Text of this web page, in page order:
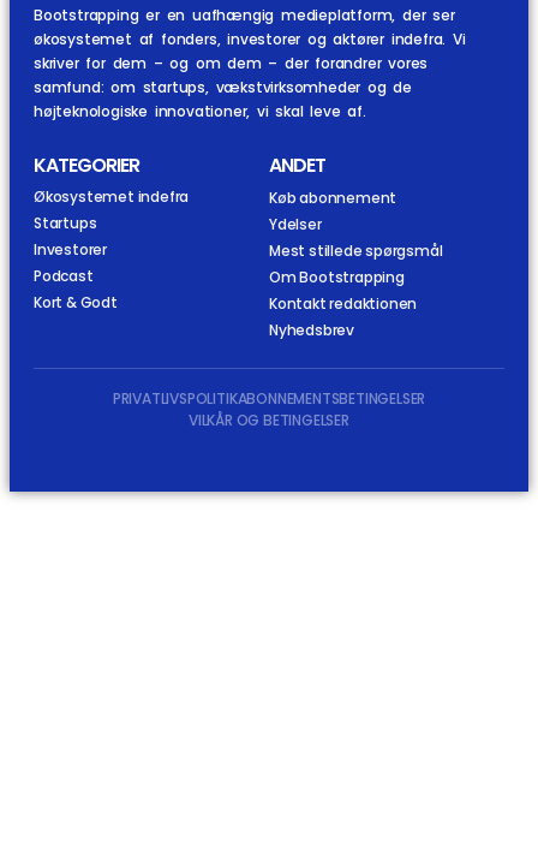
Bootstrapping er en uafhængig medieplatform, der ser
økosystemet af fonders, investorer og aktører indefra. Vi
skriver for dem – og om dem – der forandrer vores
samfund: om startups, vækstvirksomheder og de
højteknologiske innovationer, vi skal leve af.
KATEGORIER
Økosystemet indefra
Startups
Investorer
Podcast
Kort & Godt
ANDET
Køb abonnement
Ydelser
Mest stillede spørgsmål
Om Bootstrapping
Kontakt redaktionen
Nyhedsbrev
PRIVATLIVSPOLITIKABONNEMENTSBETINGELSER
VILKÅR OG BETINGELSER